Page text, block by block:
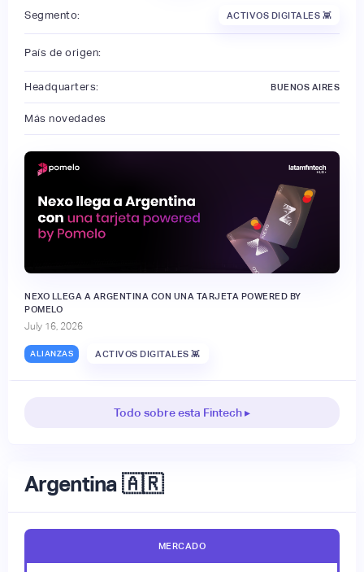
Segmento: ACTIVOS DIGITALES 👾
País de origen:
Headquarters: BUENOS AIRES
Más novedades
NEXO LLEGA A ARGENTINA CON UNA TARJETA POWERED BY
POMELO
July 16, 2026
ALIANZAS ACTIVOS DIGITALES 👾
Todo sobre esta Fintech ▸
Argentina 🇦🇷
MERCADO